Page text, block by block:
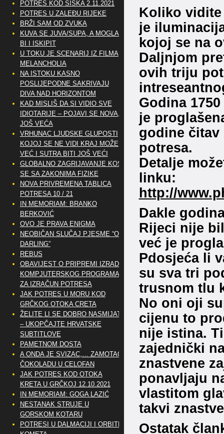
Koliko vidite
je
kojoj se na
Daljnjom
ovih triju
Godina
je
godine
potresa.
Detalje
linku:
http://
Dakle
Rijeci nije
već je
Pdosjeća li
su sva tri
trusnom tlu
No oni oji
cijenu to
nije istina.
zajednički
znastvene
ponavljaju
vlastitom
takvi
Ostatak
POTRES KOD SISKA 2.11.2021
POTRES U ZALEĐU RIJEKE
BRŽI SAM OD ZVUKA
KUVA SE JUVA/SUPA, A MOGLA
BI I ISKIPIT
U TOKU JE SCENARIJ IZ FILMA
MELANCHOLIA
NA ISTOKU KASNO
POSLIJEPODNE SAKRIVAJU
DIVA NAD HORIZONTOM
KAD MISLIŠ DA SI VIDIO SVE
IDIOTARIJE – POJAVI SE NOVA,..
JOŠ VEĆA
VRHUNAC LJUDSKE GLUPOSTI
KOJOJ SE NE VIDI KRAJ MOŽE
VEĆ I SUTRA BITI JOŠ VEĆI
GLOBALNO ZAGRIJAVANJE KOSI
SE SA ZAKONIMA FIZIKE
NOVA PRIVREMENA TABLICA
POTRESA 10 / 21
IN MEMORIAM: BRANKO
BERKOVIĆ
OVO JE PRAVA ENIGMA
NEOBIČAN SLUČAJ PJESME “OH
DARLING”
REBUS
OBAVIJEST O PRIPREMI IZRADE
KOMPJUTERSKOG PROGRAMA
ZA IZRAČUN POTRESA
JAK POTRES U MORU KOD
GRČKOG OTOKA CRETA
ŽELITE LI SE DOBRO NASMIJATI
– UKOPČAJTE HRVATSKE
SUBTITLOVE
PAMETNOM DOSTA
A ONDA JE SVIZAC,… ZAMOTAO
ČOKOLADU U CELOFAN
JAK POTRES KOD OTOKA
KRETA U GRČKOJ 12.10.2021
IN MEMORIAM: GOGA LAZIĆ
NESTANAK STRUJE U
GORSKOM KOTARU
POTRESI U DALMACIJI I ORBITE